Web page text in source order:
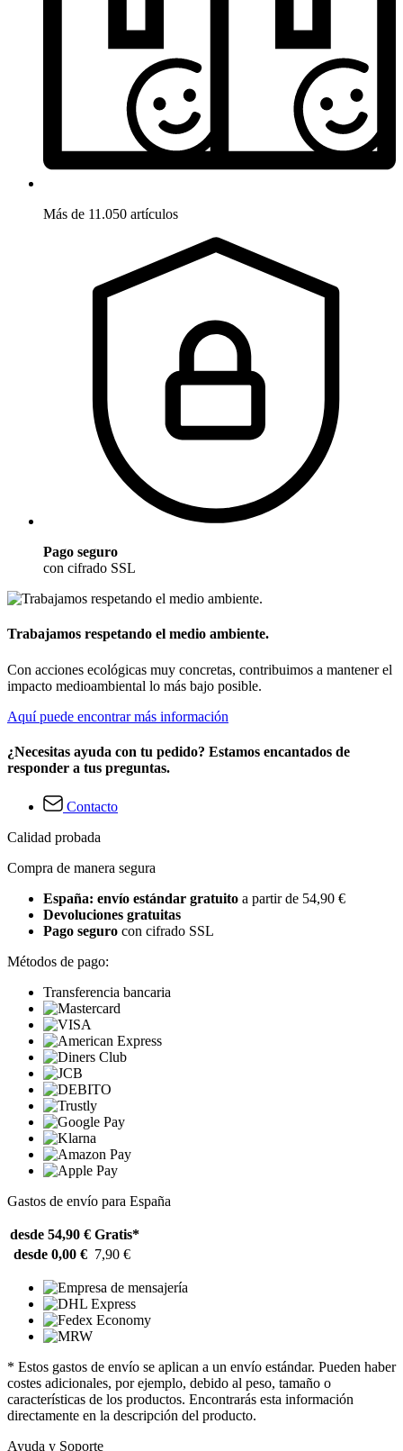
Más de 11.050 artículos
Pago seguro
con cifrado SSL
Trabajamos respetando el medio ambiente.
Con acciones ecológicas muy concretas, contribuimos a mantener el
impacto medioambiental lo más bajo posible.
Aquí puede encontrar más información
¿Necesitas ayuda con tu pedido? Estamos encantados de
responder a tus preguntas.
Contacto
Calidad probada
Compra de manera segura
España: envío estándar gratuito a partir de 54,90 €
Devoluciones gratuitas
Pago seguro con cifrado SSL
Métodos de pago:
Transferencia bancaria
Gastos de envío para España
desde 54,90 € Gratis*
desde 0,00 € 7,90 €
* Estos gastos de envío se aplican a un envío estándar. Pueden haber
costes adicionales, por ejemplo, debido al peso, tamaño o
características de los productos. Encontrarás esta información
directamente en la descripción del producto.
Ayuda y Soporte